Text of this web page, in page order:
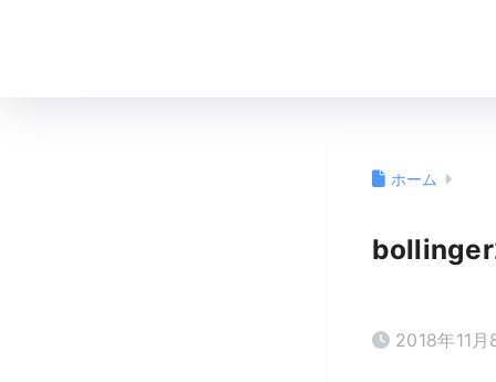
ホーム
2018年11月